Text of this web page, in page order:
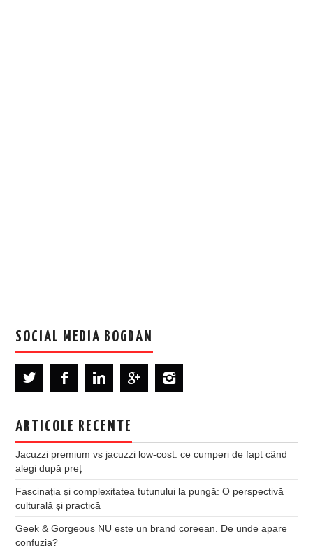
SOCIAL MEDIA BOGDAN
ARTICOLE RECENTE
Jacuzzi premium vs jacuzzi low-cost: ce cumperi de fapt când
alegi după preț
Fascinația și complexitatea tutunului la pungă: O perspectivă
culturală și practică
Geek & Gorgeous NU este un brand coreean. De unde apare
confuzia?